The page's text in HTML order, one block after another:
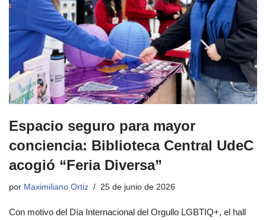
Espacio seguro para mayor
conciencia: Biblioteca Central UdeC
acogió “Feria Diversa”
por Maximiliano Ortiz 25 de junio de 2026
Con motivo del Día Internacional del Orgullo LGBTIQ+, el hall